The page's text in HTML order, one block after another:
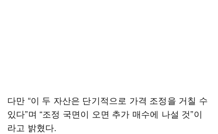
다만 “이 두 자산은 단기적으로 가격 조정을 거칠 수
있다”며 “조정 국면이 오면 추가 매수에 나설 것”이
라고 밝혔다.